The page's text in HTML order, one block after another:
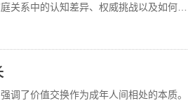
关系中的认知差异、权威挑战以及如何培
调了价值交换作为成年人间相处的本质。